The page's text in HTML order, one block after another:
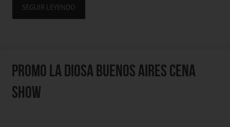
SEGUIR LEYENDO
PROMO LA DIOSA BUENOS AIRES CENA
SHOW